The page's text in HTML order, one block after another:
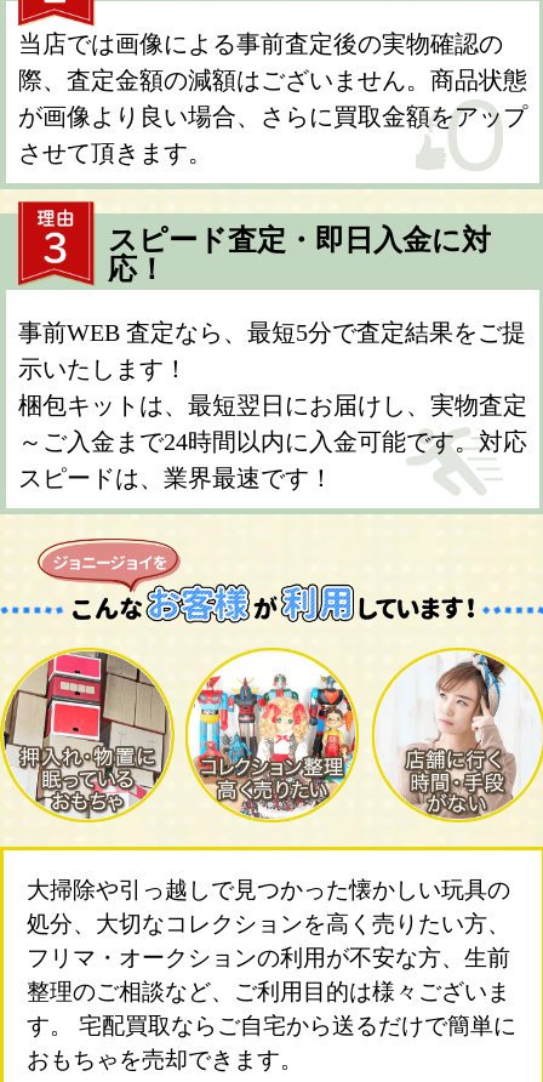
当店では画像による事前査定後の実物確認の
際、査定金額の減額はございません。商品状態
が画像より良い場合、さらに買取金額をアップ
させて頂きます。
スピード査定・即日入金に対
応！
事前WEB 査定なら、最短5分で査定結果をご提
示いたします！
梱包キットは、最短翌日にお届けし、実物査定
～ご入金まで24時間以内に入金可能です。対応
スピードは、業界最速です！
大掃除や引っ越しで見つかった懐かしい玩具の
処分、大切なコレクションを高く売りたい方、
フリマ・オークションの利用が不安な方、生前
整理のご相談など、ご利用目的は様々ございま
す。 宅配買取ならご自宅から送るだけで簡単に
おもちゃを売却できます。